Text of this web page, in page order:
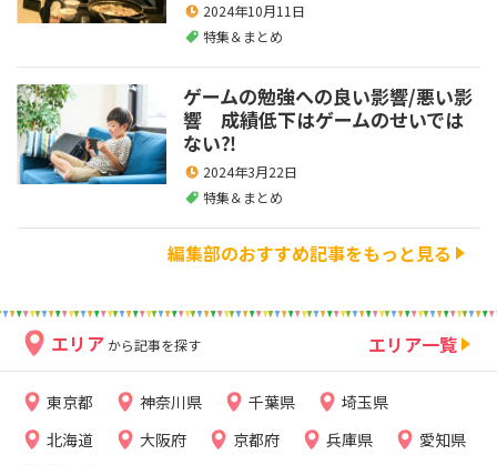
2024年10月11日
特集＆まとめ
ゲームの勉強への良い影響/悪い影
響 成績低下はゲームのせいでは
ない⁈
2024年3月22日
特集＆まとめ
編集部のおすすめ記事をもっと見る
エリア から記事を探す エリア一覧
東京都 神奈川県 千葉県
埼玉県
北海道
大阪府 京都府 兵庫県
愛知県